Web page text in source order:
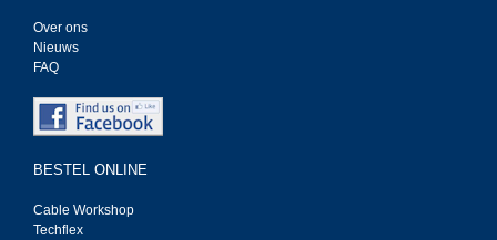
Over ons
Nieuws
FAQ
BESTEL ONLINE
Cable Workshop
Techflex